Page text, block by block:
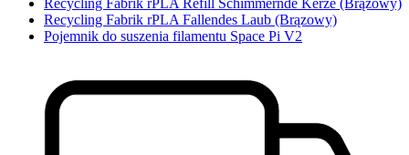
Recycling Fabrik rPLA Fallendes Laub (Brązowy)
Pojemnik do suszenia filamentu Space Pi V2